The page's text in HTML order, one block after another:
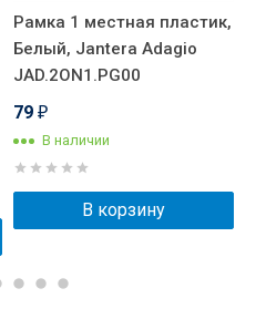
Рамка 1 местная пластик,
Белый, Jantera Adagio
JAD.2ON1.PG00
79 ₽
В наличии
В корзину